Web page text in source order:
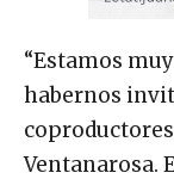
“Estamos
habernos
Ventanarosa.